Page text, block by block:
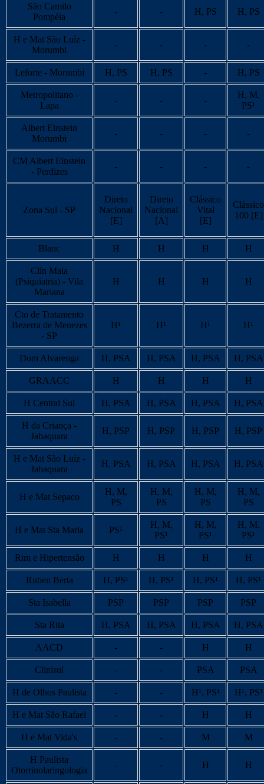
São Camilo
Pompéia
- - H, PS H, PS
H e Mat São Luíz -
Morumbi
- - - -
Leforte - Morumbi H, PS H, PS - H, PS
Metropolitano -
Lapa
- - -
H, M,
PS¹
Albert Einstein
Morumbi
- - - -
CM Albert Einstein
- Perdizes
- - - -
Zona Sul - SP
Direto
Nacional
[E]
Direto
Nacional
[A]
Clássico
Vital
[E]
Clássico
100 [E]
Blanc H H H H
Clín Maia
(Psiquiatria) - Vila
Mariana
H H H H
Cto de Tratamento
Bezerra de Menezes
- SP
H¹ H¹ H¹ H¹
Dom Alvarenga H, PSA H, PSA H, PSA H, PSA
GRAACC H H H H
H Central Sul H, PSA H, PSA H, PSA H, PSA
H da Criança -
Jabaquara
H, PSP H, PSP H, PSP H, PSP
H e Mat São Luíz -
Jabaquara
H, PSA H, PSA H, PSA H, PSA
H e Mat Sepaco
H, M,
PS
H, M,
PS
H, M,
PS
H, M,
PS
H e Mat Sta Maria PS¹
H, M,
PS¹
H, M,
PS¹
H, M,
PS¹
Rim e Hipertensão H H H H
Ruben Berta H, PS¹ H, PS¹ H, PS¹ H, PS¹
Sta Isabella PSP PSP PSP PSP
Sta Rita H, PSA H, PSA H, PSA H, PSA
AACD - - H H
Clinisul - - PSA PSA
H de Olhos Paulista - - H¹, PS¹ H¹, PS¹
H e Mat São Rafael - - H H
H e Mat Vida's - - M M
H Paulista
Otorrinolaringologia
- - H H